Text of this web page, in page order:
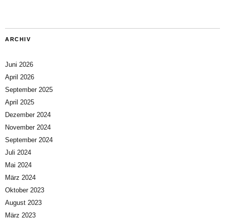
ARCHIV
Juni 2026
April 2026
September 2025
April 2025
Dezember 2024
November 2024
September 2024
Juli 2024
Mai 2024
März 2024
Oktober 2023
August 2023
März 2023